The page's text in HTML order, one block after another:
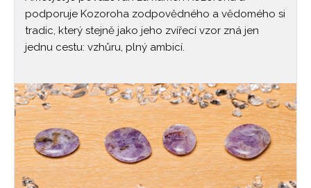
podporuje Kozoroha zodpovědného a vědomého si
tradic, který stejně jako jeho zvířecí vzor zná jen
jednu cestu: vzhůru, plný ambicí.